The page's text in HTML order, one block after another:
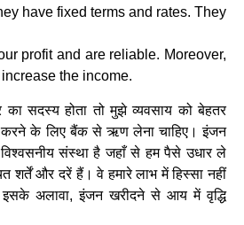
have fixed terms and rates. They
profit and are reliable. Moreover,
the income.
सदस्य होता तो मुझे व्यवसाय को बेहतर
करने के लिए बैंक से ऋण लेना चाहिए। इंजन
संस्था है जहाँ से हम पैसे उधार ले
और दरें हैं। वे हमारे लाभ में हिस्सा नहीं
इसके अलावा, इंजन खरीदने से आय में वृद्धि